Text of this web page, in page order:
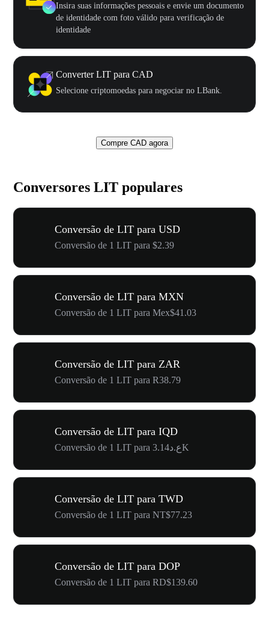
Insira suas informações pessoais e envie um documento
de identidade com foto válido para verificação de
identidade
Converter LIT para CAD
Selecione criptomoedas para negociar no LBank.
Compre CAD agora
Conversores LIT populares
Conversão de LIT para USD
Conversão de 1 LIT para $2.39
Conversão de LIT para MXN
Conversão de 1 LIT para Mex$41.03
Conversão de LIT para ZAR
Conversão de 1 LIT para R38.79
Conversão de LIT para IQD
Conversão de 1 LIT para ع.د3.14K
Conversão de LIT para TWD
Conversão de 1 LIT para NT$77.23
Conversão de LIT para DOP
Conversão de 1 LIT para RD$139.60